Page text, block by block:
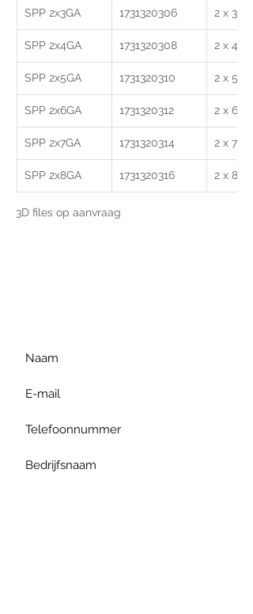
SPP 2x3GA 1731320306 2 x 3
SPP 2x4GA 1731320308 2 x 4
SPP 2x5GA 1731320310 2 x 5
SPP 2x6GA 1731320312 2 x 6
SPP 2x7GA 1731320314 2 x 7
SPP 2x8GA 1731320316 2 x 8
3D files op aanvraag